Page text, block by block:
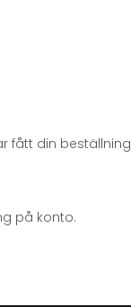
fått din beställning
på konto.